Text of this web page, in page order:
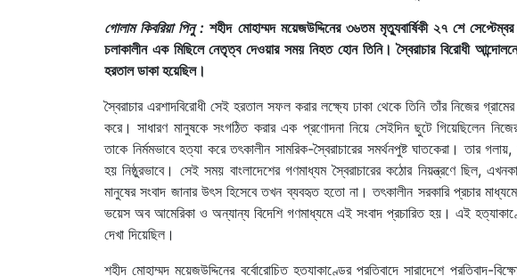
গোলাম কিবরিয়া পিনু : শহীদ মোহাম্মদ ময়েজউদ্দিনের ৩৬তম মৃত্যুবার্ষিকী ২৭ শে
চলাকালীন এক মিছিলে নেতৃত্ব দেওয়ার সময় নিহত হোন তিনি। স্বৈরাচার বিরোধী
হরতাল ডাকা হয়েছিল।
স্বৈরাচার এরশাদবিরোধী সেই হরতাল সফল করার লক্ষ্যে ঢাকা থেকে তিনি তাঁর নিজের
করে। সাধারণ মানুষকে সংগঠিত করার এক প্রণোদনা নিয়ে সেইদিন ছুটে গিয়েছিলেন
তাকে নির্মমভাবে হত্যা করে তৎকালীন সামরিক-স্বৈরাচারের সমর্থনপুষ্ট ঘাতকেরা। তার
হয় নিষ্ঠুরভাবে। সেই সময় বাংলাদেশের গণমাধ্যম স্বৈরাচারের কঠোর নিয়ন্ত্রণে ছিল,
মানুষের সংবাদ জানার উৎস হিসেবে তখন ব্যবহৃত হতো না। তৎকালীন সরকারি প্রচার
ভয়েস অব আমেরিকা ও অন্যান্য বিদেশি গণমাধ্যমে এই সংবাদ প্রচারিত হয়। এই
দেখা দিয়েছিল।
শহীদ মোহাম্মদ ময়েজউদ্দিনের বর্বোরোচিত হত্যাকাণ্ডের প্রতিবাদে সারাদেশে